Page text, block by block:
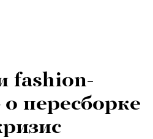
fashion-
пересборке